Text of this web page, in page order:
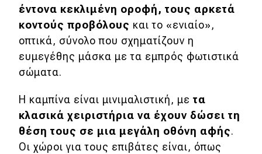
Τεχνολογία
Ασφάλεια
Αγορά
Απόψεις
Test Drive
Δοκιμή
έντονα κεκλιμένη οροφή, τους αρκετά
κοντούς προβόλους και το «ενιαίο»,
οπτικά, σύνολο που σχηματίζουν η
ευμεγέθης μάσκα με τα εμπρός φωτιστικά
σώματα.
Η καμπίνα είναι μινιμαλιστική, με τα
κλασικά χειριστήρια να έχουν δώσει τη
θέση τους σε μια μεγάλη οθόνη αφής.
Οι χώροι για τους επιβάτες είναι, όπως